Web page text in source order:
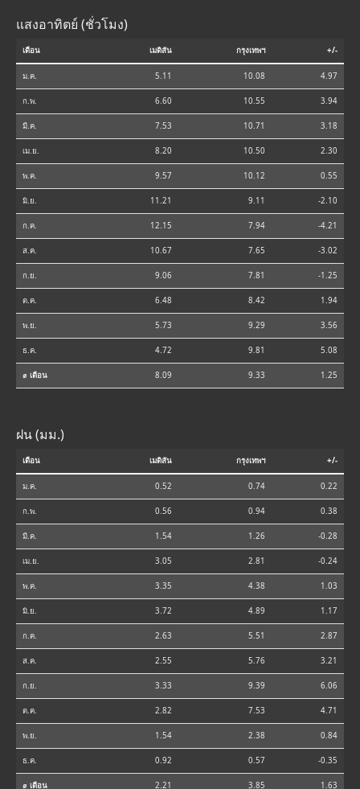
แสงอาทิตย์ (ชั่วโมง)
เดือน เมดิสัน กรุงเทพฯ +/-
ม.ค. 5.11 10.08 4.97
ก.พ. 6.60 10.55 3.94
มี.ค. 7.53 10.71 3.18
เม.ย. 8.20 10.50 2.30
พ.ค. 9.57 10.12 0.55
มิ.ย. 11.21 9.11 -2.10
ก.ค. 12.15 7.94 -4.21
ส.ค. 10.67 7.65 -3.02
ก.ย. 9.06 7.81 -1.25
ต.ค. 6.48 8.42 1.94
พ.ย. 5.73 9.29 3.56
ธ.ค. 4.72 9.81 5.08
⌀ เดือน 8.09 9.33 1.25
ฝน (มม.)
เดือน เมดิสัน กรุงเทพฯ +/-
ม.ค. 0.52 0.74 0.22
ก.พ. 0.56 0.94 0.38
มี.ค. 1.54 1.26 -0.28
เม.ย. 3.05 2.81 -0.24
พ.ค. 3.35 4.38 1.03
มิ.ย. 3.72 4.89 1.17
ก.ค. 2.63 5.51 2.87
ส.ค. 2.55 5.76 3.21
ก.ย. 3.33 9.39 6.06
ต.ค. 2.82 7.53 4.71
พ.ย. 1.54 2.38 0.84
ธ.ค. 0.92 0.57 -0.35
⌀ เดือน 2.21 3.85 1.63